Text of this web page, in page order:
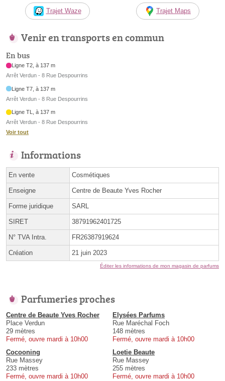
Trajet Waze Trajet Maps
Venir en transports en commun
En bus
Ligne T2, à 137 m
Arrêt Verdun - 8 Rue Despourrins
Ligne T7, à 137 m
Arrêt Verdun - 8 Rue Despourrins
Ligne TL, à 137 m
Arrêt Verdun - 8 Rue Despourrins
Voir tout
Informations
En vente Cosmétiques
Enseigne Centre de Beaute Yves Rocher
Forme juridique SARL
SIRET 38791962401725
N° TVA Intra. FR26387919624
Création 21 juin 2023
Éditer les informations de mon magasin de parfums
Parfumeries proches
Centre de Beaute Yves Rocher
Place Verdun
29 mètres
Fermé, ouvre mardi à 10h00
Elysées Parfums
Rue Maréchal Foch
148 mètres
Fermé, ouvre mardi à 10h00
Cocooning
Rue Massey
233 mètres
Fermé, ouvre mardi à 10h00
Loetie Beaute
Rue Massey
255 mètres
Fermé, ouvre mardi à 10h00